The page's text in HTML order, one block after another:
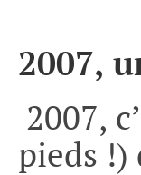
2007,
2007,
pieds !)